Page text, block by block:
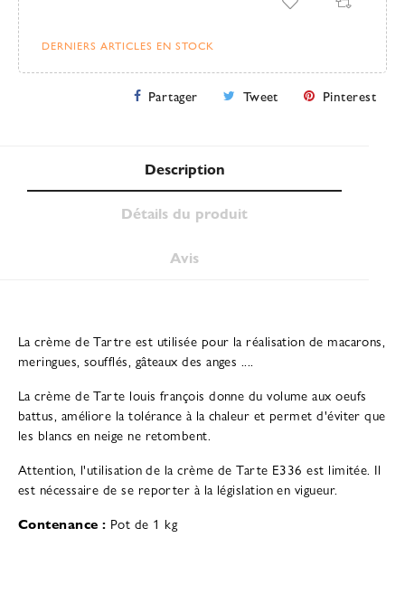
DERNIERS ARTICLES EN STOCK
Partager Tweet Pinterest
Description
Détails du produit
Avis
La crème de Tartre est utilisée pour la réalisation de macarons,
meringues, soufflés, gâteaux des anges ....
La crème de Tarte louis françois donne du volume aux oeufs
battus, améliore la tolérance à la chaleur et permet d'éviter que
les blancs en neige ne retombent.
Attention, l'utilisation de la crème de Tarte E336 est limitée. Il
est nécessaire de se reporter à la législation en vigueur.
Contenance : Pot de 1 kg